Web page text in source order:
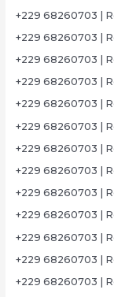
+229 68260703 |
+229 68260703 |
+229 68260703 |
+229 68260703 |
+229 68260703 |
+229 68260703 |
+229 68260703 |
+229 68260703 |
+229 68260703 |
+229 68260703 |
+229 68260703 |
+229 68260703 |
+229 68260703 |